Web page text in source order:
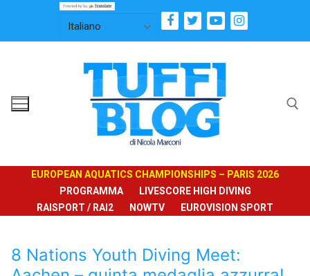
contenuto
EUROPEAN AQUATICS CHAMPIONSHIPS – PARIS 2026
PROGRAMMA
LIVESCORE HIGH DIVING
RAISPORT / RAI2
NOWTV EUROVISION SPORT
8 Nations Youth Diving Meet: